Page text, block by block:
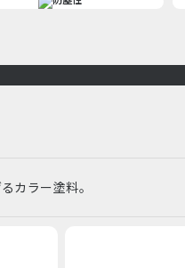
カラー塗料。